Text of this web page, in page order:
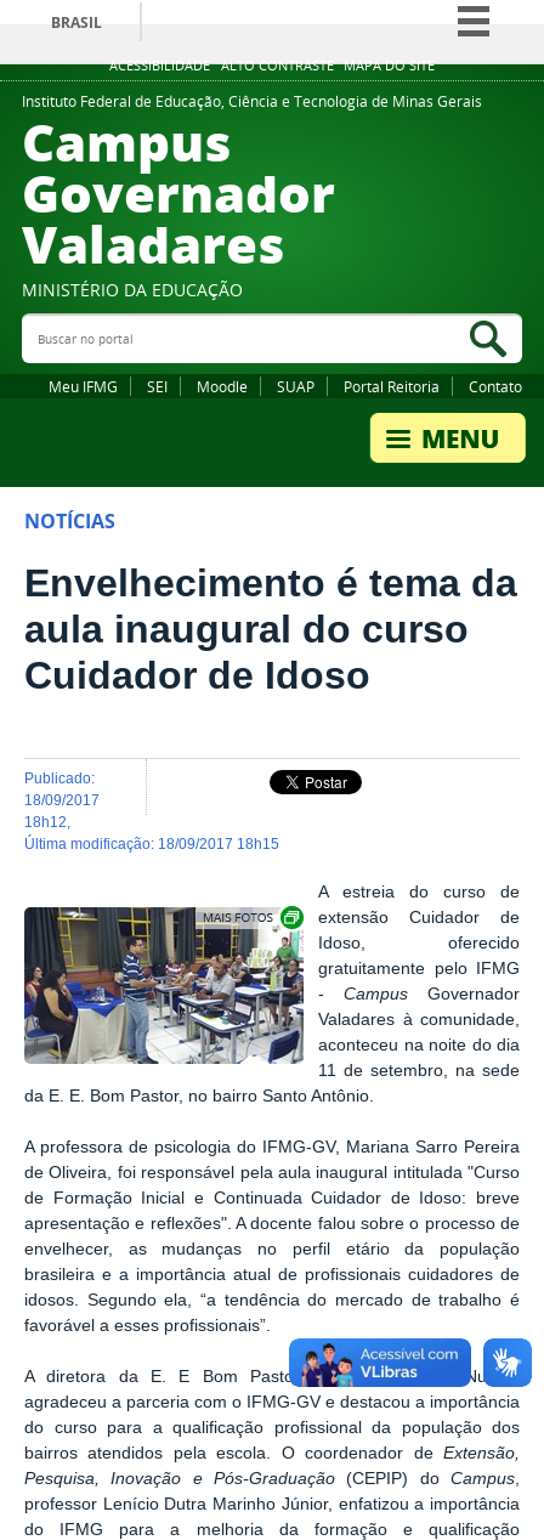
ACESSIBILIDADE ALTO CONTRASTE MAPA DO SITE
BRASIL
Simplifique!
Comunica BR
Instituto Federal de Educação, Ciência e Tecnologia de Minas Gerais
Campus
Governador
Valadares
MINISTÉRIO DA EDUCAÇÃO
Buscar no portal
Meu IFMG SEI Moodle SUAP Portal Reitoria Contato
NOTÍCIAS
Envelhecimento é tema da
aula inaugural do curso
Cuidador de Idoso
publicado:
18/09/2017
18h12
última modificação: 18/09/2017 18h15
Exibir carrossel de imagens
A estreia do curso de
extensão Cuidador de
Idoso, oferecido
gratuitamente pelo IFMG
-Campus Governador
Valadares à comunidade,
aconteceu na noite do dia
11 de setembro, na sede
da E. E. Bom Pastor, no bairro Santo Antônio.
A professora de psicologia do IFMG-GV, Mariana Sarro Pereira
de Oliveira, foi responsável pela aula inaugural intitulada "Curso
de Formação Inicial e Continuada Cuidador de Idoso: breve
apresentação e reflexões". A docente falou sobre o processo de
envelhecer, as mudanças no perfil etário da população
brasileira e a importância atual de profissionais cuidadores de
idosos. Segundo ela, “a tendência do mercado de trabalho é
favorável a esses profissionais”.
A diretora da E. E Bom Pastor , Cleonice Martins Nunes,
agradeceu a parceria com o IFMG-GV e destacou a importância
do curso para a qualificação profissional da população dos
bairros atendidos pela escola. O coordenador deExtensão,
Pesquisa, Inovação e Pós-Graduação
(CEPIP) doCampus
professor Lenício Dutra Marinho Júnior, enfatizou a importância
do IFMG paraa melhoria da formação e qualificação